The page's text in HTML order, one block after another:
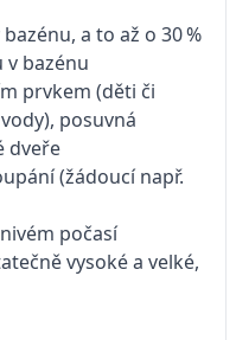
a to až o 30 %
v bazénu
prvkem (děti či
posuvná
dveře
(žádoucí např.
počasí
vysoké a velké,